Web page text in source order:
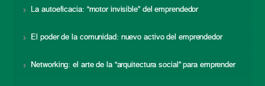
La autoeficacia: “motor invisible” del emprendedor
El poder de la comunidad: nuevo activo del emprendedor
Networking: el arte de la “arquitectura social” para emprender